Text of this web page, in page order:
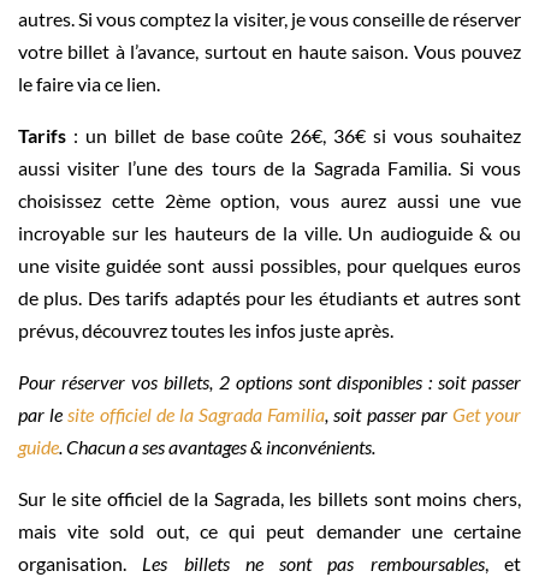
autres. Si vous comptez la visiter, je vous conseille de réserver
votre billet à l’avance, surtout en haute saison. Vous pouvez
le faire via ce lien.
Tarifs : un billet de base coûte 26€, 36€ si vous souhaitez
aussi visiter l’une des tours de la Sagrada Familia. Si vous
choisissez cette 2ème option, vous aurez aussi une vue
incroyable sur les hauteurs de la ville. Un audioguide & ou
une visite guidée sont aussi possibles, pour quelques euros
de plus. Des tarifs adaptés pour les étudiants et autres sont
prévus, découvrez toutes les infos juste après.
Pour réserver vos billets, 2 options sont disponibles : soit passer
par lesite officiel de la Sagrada Familia, soit passer par Get your
guide. Chacun a ses avantages & inconvénients.
Sur le site officiel de la Sagrada, les billets sont moins chers,
mais vite sold out, ce qui peut demander une certaine
organisation. Les billets ne sont pas remboursables, et